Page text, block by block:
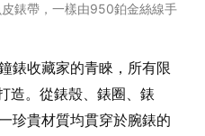
錶帶，一樣由950鉑金絲線手
錶收藏家的青睞，所有限
造。從錶殼、錶圈、錶
珍貴材質均貫穿於腕錶的